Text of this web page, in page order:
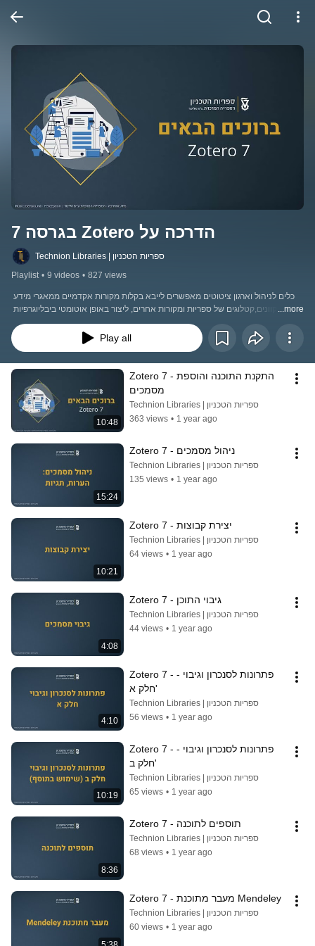
הדרכה על Zotero בגרסה 7
Technion Libraries | ספריות הטכניון
Playlist • 9 videos • 827 views
השימוש בתוכנת Zotero החינמית בתור פיתרון איכותי ויעיל.המדריך נכתב, הוקלט
ונערך ע"י צוות מידע והדרכה בספרייה המרכזית בטכניון.מוזמנים גם למדריך שלנו
https://libraries.technion.ac.il/campaign/?goto=22
...more
Play all
10:48
Zotero 7 - התקנת התוכנה והוספת
מסמכים
Technion Libraries | ספריות הטכניון
363 views • 1 year ago
15:24
Zotero 7 - ניהול מסמכים
Technion Libraries | ספריות הטכניון
135 views • 1 year ago
10:21
Zotero 7 - יצירת קבוצות
Technion Libraries | ספריות הטכניון
64 views • 1 year ago
4:08
Zotero 7 - גיבוי התוכן
Technion Libraries | ספריות הטכניון
44 views • 1 year ago
4:10
Zotero 7 - פתרונות לסנכרון וגיבוי -
חלק א'
Technion Libraries | ספריות הטכניון
56 views • 1 year ago
10:19
Zotero 7 - פתרונות לסנכרון וגיבוי -
חלק ב'
Technion Libraries | ספריות הטכניון
65 views • 1 year ago
8:36
Zotero 7 - תוספים לתוכנה
Technion Libraries | ספריות הטכניון
68 views • 1 year ago
Zotero 7 - מעבר מתוכנת Mendeley
Technion Libraries | ספריות הטכניון
60 views • 1 year ago